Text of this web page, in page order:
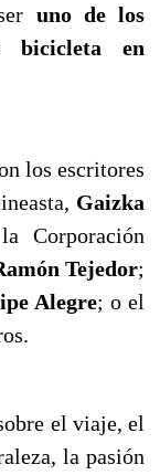
uno de los
bicicleta en
los escritores
Gaizka
Corporación
Tejedor;
Alegre; o el
el viaje, el
la pasión